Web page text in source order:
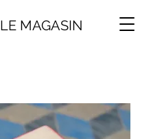
LE MAGASIN